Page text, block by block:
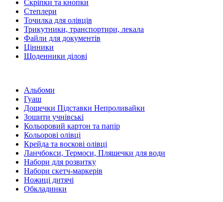
Скріпки та кнопки
Степлери
Точилка для олівців
Трикутники, транспортири, лекала
Файли для документів
Цінники
Щоденники ділові
Альбоми
Гуаш
Дощечки Підставки Непроливайки
Зошити учнівські
Кольоровий картон та папір
Кольорові олівці
Крейда та воскові олівці
Ланчбокси, Термоси, Пляшечки для води
Набори для розвитку
Набори скетч-маркерів
Ножиці дитячі
Обкладинки